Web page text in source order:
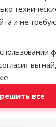
и не
вы
.
все
0
0